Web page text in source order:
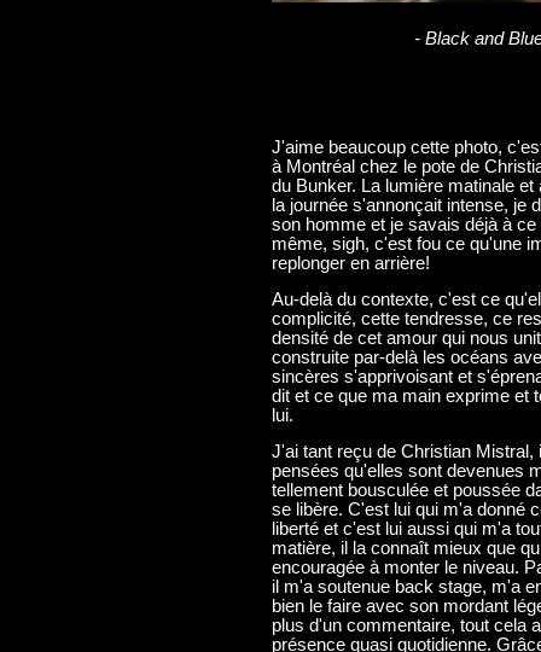
- Black and
J'aime beaucoup cette photo,
à Montréal chez le pote de
du Bunker. La lumière matinale
la journée s'annonçait intense, je
son homme et je savais déjà à
même, sigh, c'est fou ce qu'une
replonger en arrière!
Au-delà du contexte, c'est ce
complicité, cette tendresse, ce
densité de cet amour qui nous
construite par-delà les océans
sincères s'apprivoisant et
dit et ce que ma main exprime et
lui.
J'ai tant reçu de Christian
pensées qu'elles sont devenues
tellement bousculée et poussée
se libère. C'est lui qui m'a donné
liberté et c'est lui aussi qui m'a
matière, il la connaît mieux que
encouragée à monter le niveau.
il m'a soutenue back stage, m'a
bien le faire avec son mordant
plus d'un commentaire, tout cela
présence quasi quotidienne.